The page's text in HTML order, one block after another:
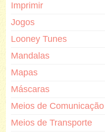
Imprimir
Jogos
Looney Tunes
Mandalas
Mapas
Máscaras
Meios de Comunicação
Meios de Transporte